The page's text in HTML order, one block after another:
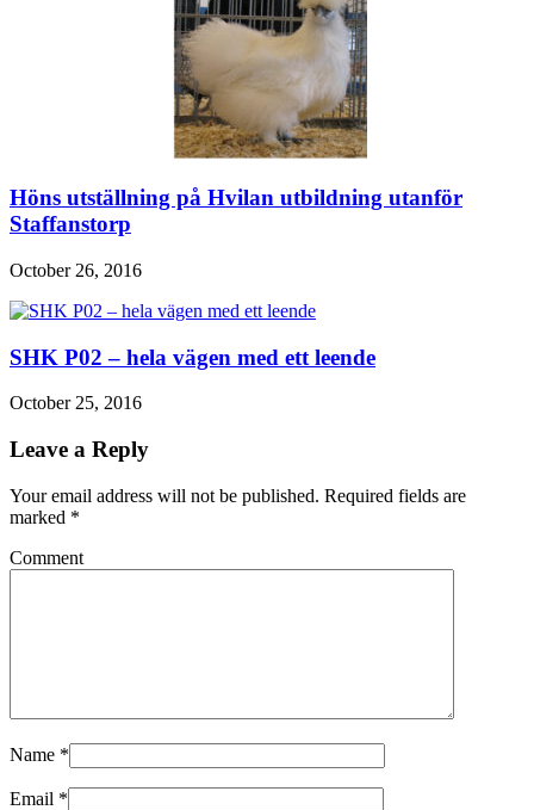
Höns utställning på Hvilan utbildning utanför
Staffanstorp
October 26, 2016
SHK P02 – hela vägen med ett leende
October 25, 2016
Leave a Reply
Your email address will not be published. Required fields are
marked *
Comment
Name *
Email *